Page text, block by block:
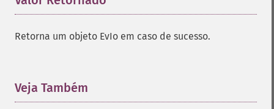
Retorna um objeto EvIo em caso de sucesso.
Veja Também